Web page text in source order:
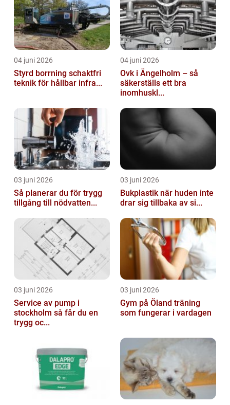
04 juni 2026
Styrd borrning schaktfri
teknik för hållbar infra...
04 juni 2026
Ovk i Ängelholm – så
säkerställs ett bra
inomhuskl...
03 juni 2026
Så planerar du för trygg
tillgång till nödvatten...
03 juni 2026
Bukplastik när huden inte
drar sig tillbaka av si...
03 juni 2026
Service av pump i
stockholm så får du en
trygg oc...
03 juni 2026
Gym på Öland träning
som fungerar i vardagen